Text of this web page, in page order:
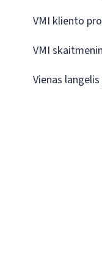
VMI kliento
VMI
Vienas